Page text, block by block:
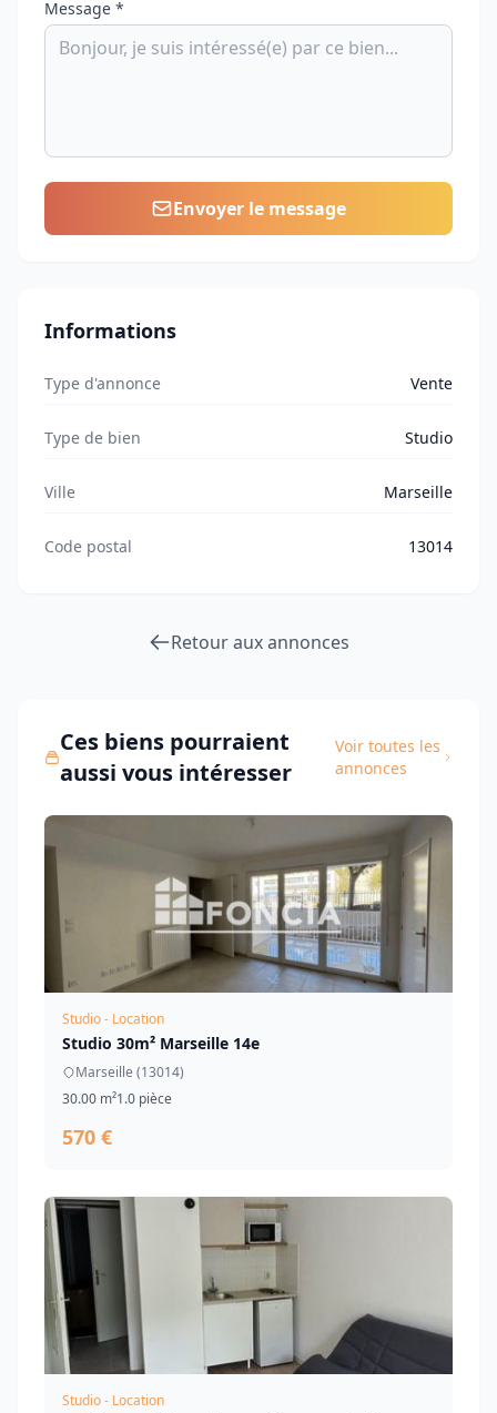
Message *
Envoyer le message
Informations
Type d'annonce Vente
Type de bien Studio
Ville Marseille
Code postal 13014
Retour aux annonces
Ces biens pourraient
aussi vous intéresser
Voir toutes les
annonces
Studio - Location
Studio 30m² Marseille 14e
Marseille (13014)
30.00 m²1.0 pièce
570 €
Studio - Location